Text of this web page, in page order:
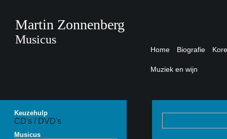
Martin Zonnenberg
Musicus
Home Biografie
Muziek en wijn
Keuzehulp
CD's / DVD's
Musicus